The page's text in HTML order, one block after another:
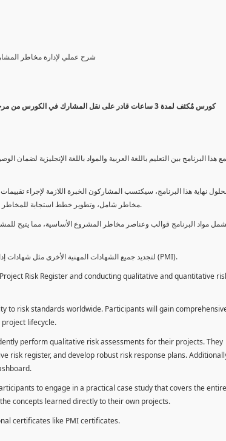
شرح عملي لإدارة مخاطر
كورس مٌكثف لمدة 3 ساعات قادر على نقل المشارك في
هذا البرنامج بين التعليم باللغة العربية والمواد باللغة الإنجليزية
نهاية هذا البرنامج، سيكتسب المشاركون الخبرة اللازمة لإجراء
مخاطر شامل، وتطوير خطط استجابة للمخاطر قوية. بالإضافة إلى ذلك، سيكتسبون المهارات لتقديم تقييمات المخاطر عبر لوحة معلومات فعالة.
مواد البرنامج قوالب وعناصر مخاطر المشروع الأساسية، مما يتيح
يمكن للطلاب استخدام ساعات هذا البرنامج كوحدات تطوير المهنة (PDUs) لتجديد جميع الشهادات المهنية الأخرى مثل شهادات إدارة المشاريع العالمية (PMI).
Risk Register and conducting qualitative and quantitative
to risk standards worldwide. Participants will gain
lifecycle.
perform qualitative risk assessments for their projects. They
risk register, and develop robust risk response plans.
to engage in a practical case study that covers the entire
concepts learned directly to their own projects.
certificates like PMI certificates.